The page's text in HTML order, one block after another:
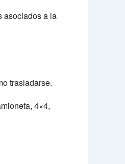
asociados a la
trasladarse.
4×4,